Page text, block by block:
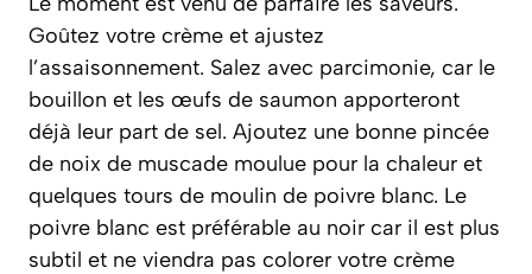
Goûtez votre crème et ajustez
l’assaisonnement. Salez avec parcimonie, car le
bouillon et les œufs de saumon apporteront
déjà leur part de sel. Ajoutez une bonne pincée
de noix de muscade moulue pour la chaleur et
quelques tours de moulin de poivre blanc. Le
poivre blanc est préférable au noir car il est plus
subtil et ne viendra pas colorer votre crème